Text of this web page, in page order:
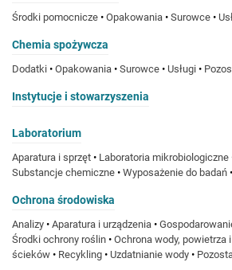
Środki pomocnicze • Opakowania • Surowce •
Chemia spożywcza
Dodatki • Opakowania • Surowce • Usługi •
Instytucje i stowarzyszenia
Laboratorium
Aparatura i sprzęt • Laboratoria mikrobiologiczne
Substancje chemiczne • Wyposażenie do badań •
Ochrona środowiska
Analizy • Aparatura i urządzenia •
Środki ochrony roślin • Ochrona wody, powietrza
ścieków • Recykling • Uzdatnianie wody •